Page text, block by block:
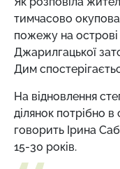
тимчасово
пожежу на
Джарилгацької
Дим
На відновлення
ділянок потрібно
говорить Ірина
15-30 років.